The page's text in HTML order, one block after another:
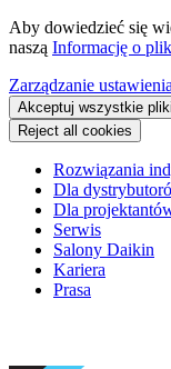
Aby dowiedzieć się
naszą Informację o
Zarządzanie
Akceptuj wszystkie
Reject all cookies
Rozwiązania
Dla
Dla
Serwis
Salony Daikin
Kariera
Prasa